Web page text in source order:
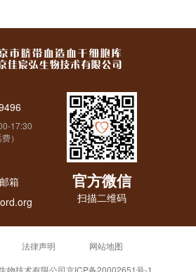
官方微信
扫描二维码
17:30
）
箱
法律声明
网站地图
物技术有限公司京ICP备20002651号-1